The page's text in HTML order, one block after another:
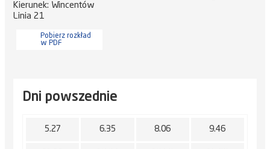
Kierunek: Wincentów
Linia 21
Pobierz rozkład
w PDF
Dni powszednie
5.27 6.35 8.06 9.46